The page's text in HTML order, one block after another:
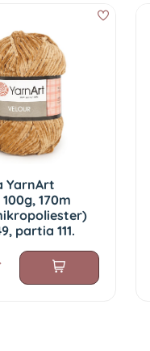
YarnArt
170m
partia 111.